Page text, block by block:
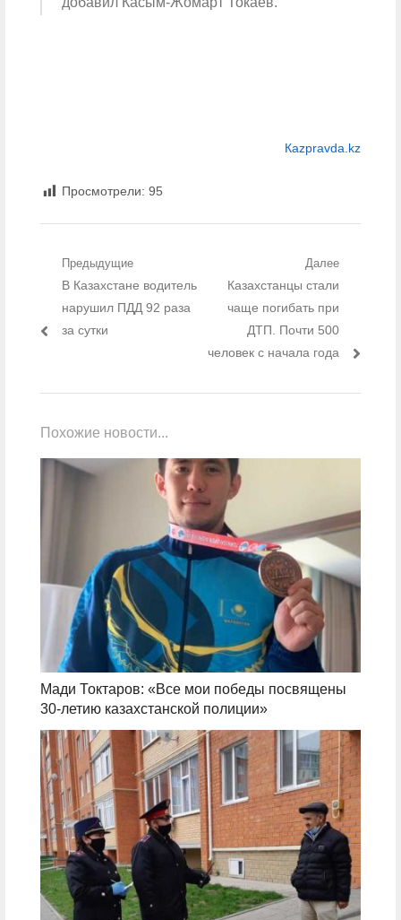
Каzpravda.kz
Просмотрели: 95
Навигация по записям
Предыдущие
Предыдущий пост:
В Казахстане водитель
нарушил ПДД 92 раза
за сутки
Далее
Следующий пост:
Казахстанцы стали
чаще погибать при
ДТП. Почти 500
человек с начала года
Похожие новости...
Мади Токтаров: «Все мои победы посвящены
30-летию казахстанской полиции»